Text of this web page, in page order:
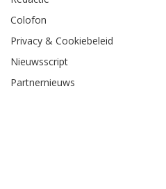
Colofon
Privacy & Cookiebeleid
Nieuwsscript
Partnernieuws